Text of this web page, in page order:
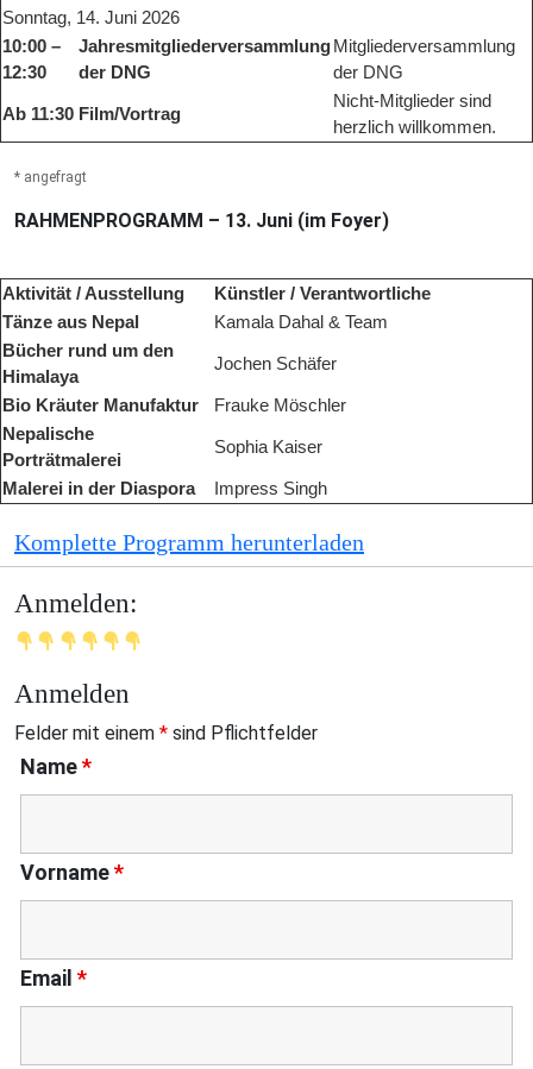
Sonntag, 14. Juni 2026
10:00 –
12:30
Jahresmitgliederversammlung
der DNG
Mitgliederversammlung
der DNG
Ab 11:30 Film/Vortrag
Nicht-Mitglieder sind
herzlich willkommen.
* angefragt
RAHMENPROGRAMM – 13. Juni (im Foyer)
Aktivität / Ausstellung
Künstler / Verantwortliche
Tänze aus Nepal
Kamala Dahal & Team
Bücher rund um den
Himalaya
Jochen Schäfer
Bio Kräuter Manufaktur
Frauke Möschler
Nepalische
Porträtmalerei
Sophia Kaiser
Malerei in der Diaspora Impress Singh
Komplette Programm herunterladen
Anmelden:
Anmelden
Felder mit einem * sind Pflichtfelder
Name*
Vorname*
Email *